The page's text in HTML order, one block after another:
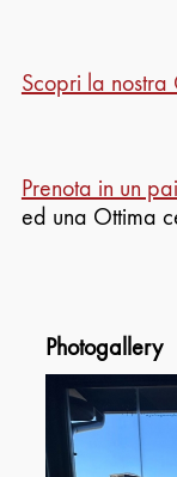
Scopri la
Prenota in un
ed una Ottima
Photogallery